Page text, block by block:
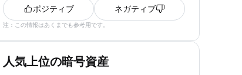
ポジティブ ネガティブ
注：この情報はあくまでも参考用です。
人気上位の暗号資産